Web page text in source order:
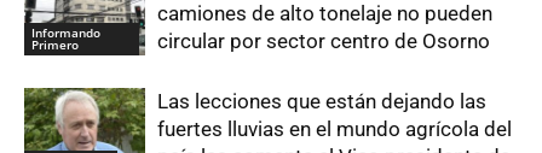
Informando
Primero
camiones de alto tonelaje no pueden
circular por sector centro de Osorno
Las lecciones que están dejando las
fuertes lluvias en el mundo agrícola del